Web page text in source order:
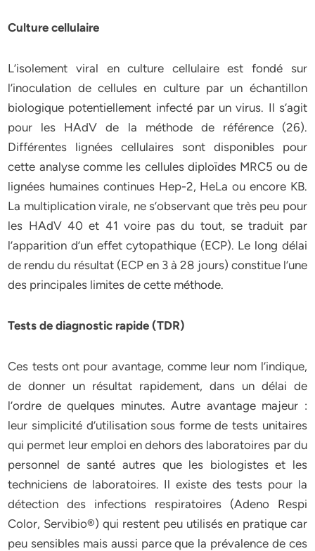
Culture cellulaire
L’isolement viral en culture cellulaire est fondé sur
l’inoculation de cellules en culture par un échantillon
biologique potentiellement infecté par un virus. Il s’agit
pour les HAdV de la méthode de référence (26).
Différentes lignées cellulaires sont disponibles pour
cette analyse comme les cellules diploïdes MRC5 ou de
lignées humaines continues Hep-2, HeLa ou encore KB.
La multiplication virale, ne s’observant que très peu pour
les HAdV 40 et 41 voire pas du tout, se traduit par
l’apparition d’un effet cytopathique (ECP). Le long délai
de rendu du résultat (ECP en 3 à 28 jours) constitue l’une
des principales limites de cette méthode.
Tests de diagnostic rapide (TDR)
Ces tests ont pour avantage, comme leur nom l’indique,
de donner un résultat rapidement, dans un délai de
l’ordre de quelques minutes. Autre avantage majeur :
leur simplicité d’utilisation sous forme de tests unitaires
qui permet leur emploi en dehors des laboratoires par du
personnel de santé autres que les biologistes et les
techniciens de laboratoires. Il existe des tests pour la
détection des infections respiratoires (Adeno Respi
Color, Servibio®) qui restent peu utilisés en pratique car
peu sensibles mais aussi parce que la prévalence de ces